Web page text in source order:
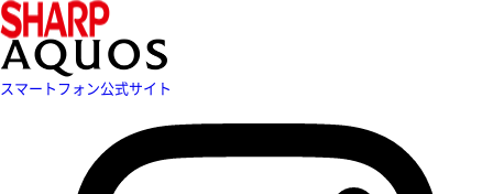
スマートフォン公式サイト